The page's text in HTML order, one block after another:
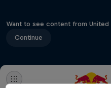
Want to see content from
Continue